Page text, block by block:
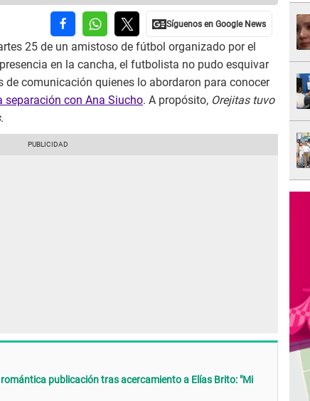
25 de un amistoso de fútbol organizado por el
en la cancha, el futbolista no pudo esquivar
de comunicación quienes lo abordaron para conocer
separación con Ana Siucho. A propósito, Orejitas tuvo
.
publicación tras acercamiento a Elías Brito: "Mi